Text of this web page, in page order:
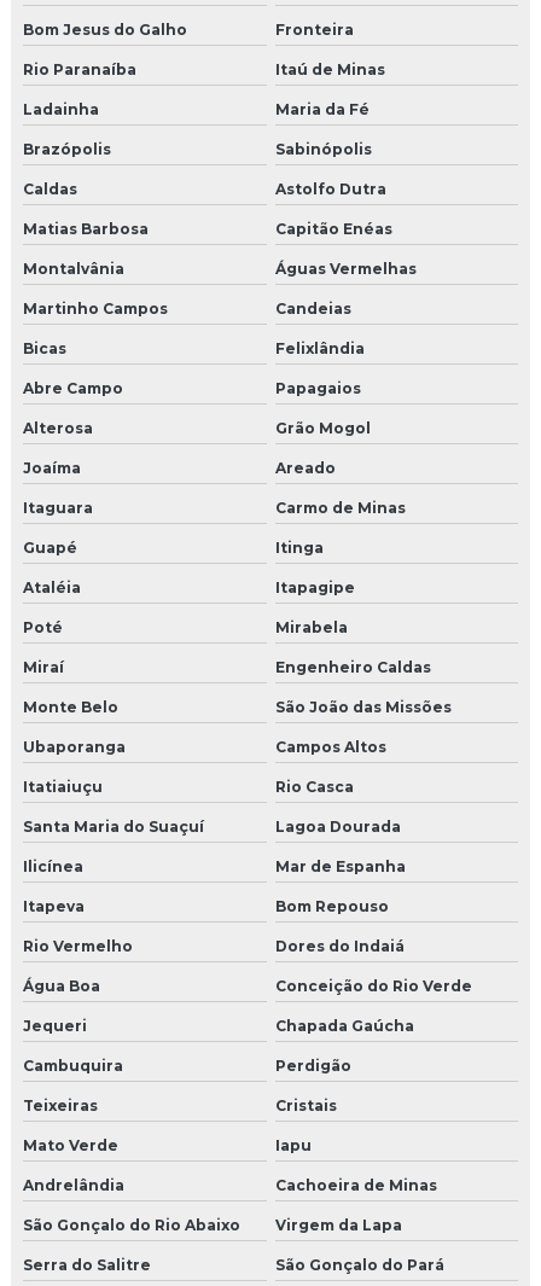
Bom Jesus do Galho Fronteira
Rio Paranaíba Itaú de Minas
Ladainha Maria da Fé
Brazópolis Sabinópolis
Caldas Astolfo Dutra
Matias Barbosa Capitão Enéas
Montalvânia Águas Vermelhas
Martinho Campos Candeias
Bicas Felixlândia
Abre Campo Papagaios
Alterosa Grão Mogol
Joaíma Areado
Itaguara Carmo de Minas
Guapé Itinga
Ataléia Itapagipe
Poté Mirabela
Miraí Engenheiro Caldas
Monte Belo São João das Missões
Ubaporanga Campos Altos
Itatiaiuçu Rio Casca
Santa Maria do Suaçuí Lagoa Dourada
Ilicínea Mar de Espanha
Itapeva Bom Repouso
Rio Vermelho Dores do Indaiá
Água Boa Conceição do Rio Verde
Jequeri Chapada Gaúcha
Cambuquira Perdigão
Teixeiras Cristais
Mato Verde Iapu
Andrelândia Cachoeira de Minas
São Gonçalo do Rio Abaixo Virgem da Lapa
Serra do Salitre São Gonçalo do Pará